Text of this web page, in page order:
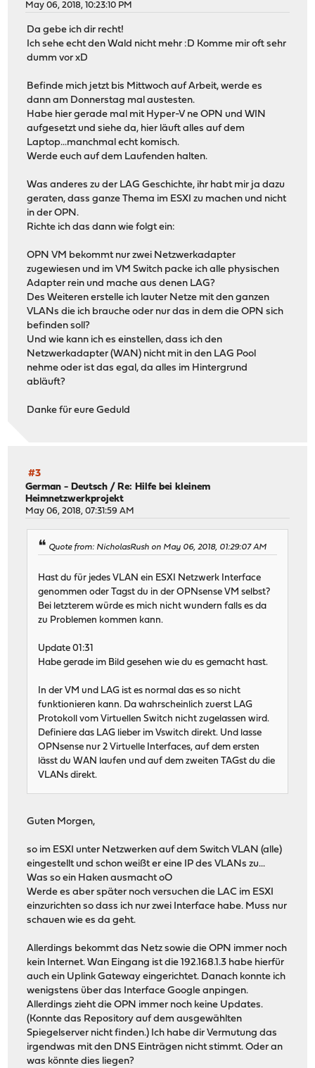
May 06, 2018, 10:23:10 PM
Da gebe ich dir recht!
Ich sehe echt den Wald nicht mehr :D Komme mir oft sehr
dumm vor xD
Befinde mich jetzt bis Mittwoch auf Arbeit, werde es
dann am Donnerstag mal austesten.
Habe hier gerade mal mit Hyper-V ne OPN und WIN
aufgesetzt und siehe da, hier läuft alles auf dem
Laptop...manchmal echt komisch.
Werde euch auf dem Laufenden halten.
Was anderes zu der LAG Geschichte, ihr habt mir ja dazu
geraten, dass ganze Thema im ESXI zu machen und nicht
in der OPN.
Richte ich das dann wie folgt ein:
OPN VM bekommt nur zwei Netzwerkadapter
zugewiesen und im VM Switch packe ich alle physischen
Adapter rein und mache aus denen LAG?
Des Weiteren erstelle ich lauter Netze mit den ganzen
VLANs die ich brauche oder nur das in dem die OPN sich
befinden soll?
Und wie kann ich es einstellen, dass ich den
Netzwerkadapter (WAN) nicht mit in den LAG Pool
nehme oder ist das egal, da alles im Hintergrund
abläuft?
Danke für eure Geduld
#3
German - Deutsch /Re: Hilfe bei kleinem
Heimnetzwerkprojekt
May 06, 2018, 07:31:59 AM
Quote from: NicholasRush on May 06, 2018, 01:29:07 AM
Hast du für jedes VLAN ein ESXI Netzwerk Interface
genommen oder Tagst du in der OPNsense VM selbst?
Bei letzterem würde es mich nicht wundern falls es da
zu Problemen kommen kann.
Update 01:31
Habe gerade im Bild gesehen wie du es gemacht hast.
In der VM und LAG ist es normal das es so nicht
funktionieren kann. Da wahrscheinlich zuerst LAG
Protokoll vom Virtuellen Switch nicht zugelassen wird.
Definiere das LAG lieber im Vswitch direkt. Und lasse
OPNsense nur 2 Virtuelle Interfaces, auf dem ersten
lässt du WAN laufen und auf dem zweiten TAGst du die
VLANs direkt.
Guten Morgen,
so im ESXI unter Netzwerken auf dem Switch VLAN (alle)
eingestellt und schon weißt er eine IP des VLANs zu...
Was so ein Haken ausmacht oO
Werde es aber später noch versuchen die LAC im ESXI
einzurichten so dass ich nur zwei Interface habe. Muss nur
schauen wie es da geht.
Allerdings bekommt das Netz sowie die OPN immer noch
kein Internet. Wan Eingang ist die 192.168.1.3 habe hierfür
auch ein Uplink Gateway eingerichtet. Danach konnte ich
wenigstens über das Interface Google anpingen.
Allerdings zieht die OPN immer noch keine Updates.
(Konnte das Repository auf dem ausgewählten
Spiegelserver nicht finden.) Ich habe dir Vermutung das
irgendwas mit den DNS Einträgen nicht stimmt. Oder an
was könnte dies liegen?